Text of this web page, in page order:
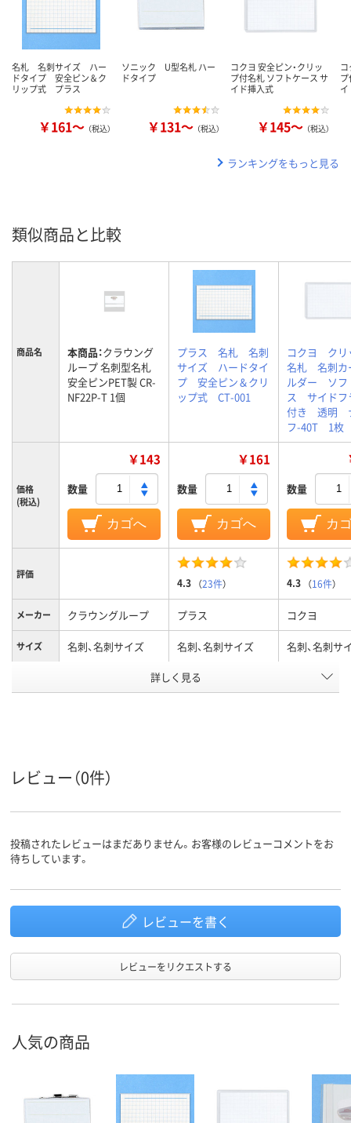
名札 名刺サイズ ハー
ドタイプ 安全ピン＆ク
リップ式 プラス
￥161～ （税込）
ソニック U型名札 ハー
ドタイプ
￥131～ （税込）
コクヨ 安全ピン・クリッ
プ付名札 ソフトケース サ
イド挿入式
￥145～ （税込）
コ
ランキングをもっと見る
類似商品と比較
商品名 本商品：クラウング
ループ 名刺型名札
安全ピンPET製 CR-
NF22P-T 1個
プラス 名札 名刺
サイズ ハードタイ
プ 安全ピン＆クリ
ップ式 CT-001
コクヨ クリ
名札 名刺カ
ルダー ソフ
ス サイドフ
付き 透明
フ-40T 1枚
価格
(税込)
￥143
数量
カゴへ
￥161
数量
カゴへ
数量
カ
評価
4.3 （23件） 4.3 （16件）
メーカー クラウングループ プラス コクヨ
サイズ 名刺、名刺サイズ 名刺、名刺サイズ 名刺、名刺サ
ループ
クリア(透明・半透明)
系
クリア(透明・半透明)
系
クリア(透明
系
詳しく見る
レビュー（0件）
投稿されたレビューはまだありません。お客様のレビューコメントをお
待ちしています。
レビューを書く
レビューをリクエストする
人気の商品